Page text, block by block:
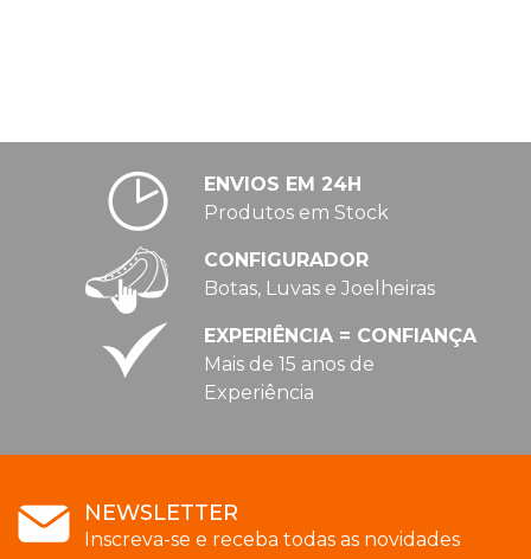
ENVIOS EM 24H
Produtos em Stock
CONFIGURADOR
Botas, Luvas e Joelheiras
EXPERIÊNCIA = CONFIANÇA
Mais de 15 anos de
Experiência
NEWSLETTER
Inscreva-se e receba todas as novidades